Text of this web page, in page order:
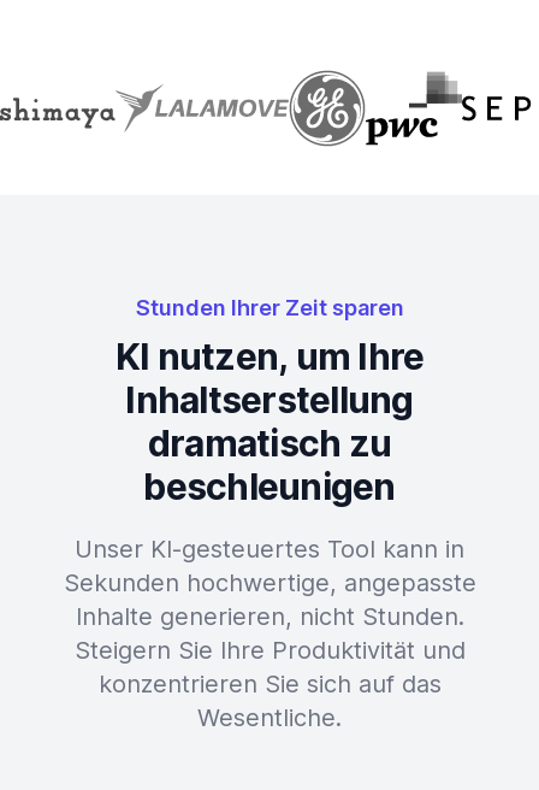
Stunden Ihrer Zeit sparen
KI nutzen, um Ihre
Inhaltserstellung
dramatisch zu
beschleunigen
Unser KI-gesteuertes Tool kann in
Sekunden hochwertige, angepasste
Inhalte generieren, nicht Stunden.
Steigern Sie Ihre Produktivität und
konzentrieren Sie sich auf das
Wesentliche.